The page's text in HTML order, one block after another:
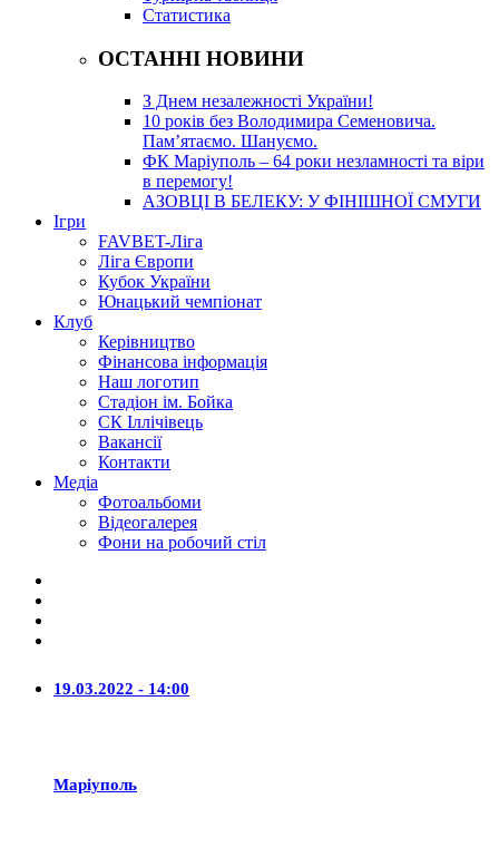
Статистика
ОСТАННІ НОВИНИ
З Днем незалежності України!
10 років без Володимира Семеновича.
Пам’ятаємо. Шануємо.
ФК Маріуполь – 64 роки незламності та віри
в перемогу!
АЗОВЦІ В БЕЛЕКУ: У ФІНІШНОЇ СМУГИ
Ігри
FAVBET-Ліга
Ліга Європи
Кубок України
Юнацький чемпіонат
Клуб
Керівництво
Фінансова інформація
Наш логотип
Стадіон ім. Бойка
СК Іллічівець
Вакансії
Контакти
Медіа
Фотоальбоми
Відеогалерея
Фони на робочий стіл
19.03.2022 - 14:00
Маріуполь